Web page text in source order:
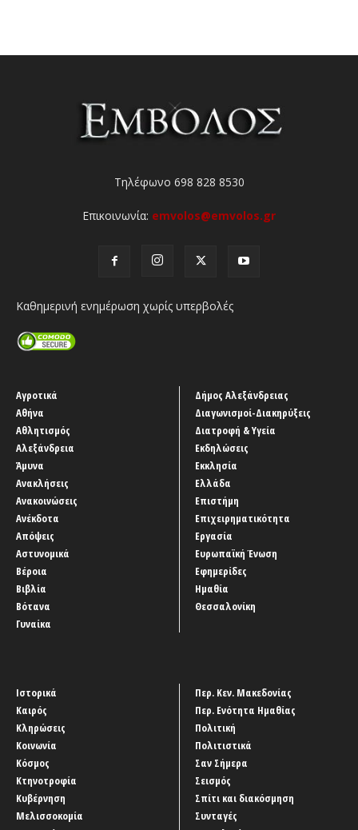
Τηλέφωνο 698 828 8530
Επικοινωνία: emvolos@emvolos.gr
Καθημερινή ενημέρωση χωρίς υπερβολές
Αγροτικά
Αθήνα
Αθλητισμός
Αλεξάνδρεια
Άμυνα
Ανακλήσεις
Ανακοινώσεις
Ανέκδοτα
Απόψεις
Αστυνομικά
Βέροια
Βιβλία
Βότανα
Γυναίκα
Δήμος Αλεξάνδρειας
Διαγωνισμοί-Διακηρύξεις
Διατροφή & Υγεία
Εκδηλώσεις
Εκκλησία
Ελλάδα
Επιστήμη
Επιχειρηματικότητα
Εργασία
Ευρωπαϊκή Ένωση
Εφημερίδες
Ημαθία
Θεσσαλονίκη
Ιστορικά
Καιρός
Κληρώσεις
Κοινωνία
Κόσμος
Κτηνοτροφία
Κυβέρνηση
Μελισσοκομία
Περ. Κεν. Μακεδονίας
Περ. Ενότητα Ημαθίας
Πολιτική
Πολιτιστικά
Σαν Σήμερα
Σεισμός
Σπίτι και διακόσμηση
Συνταγές